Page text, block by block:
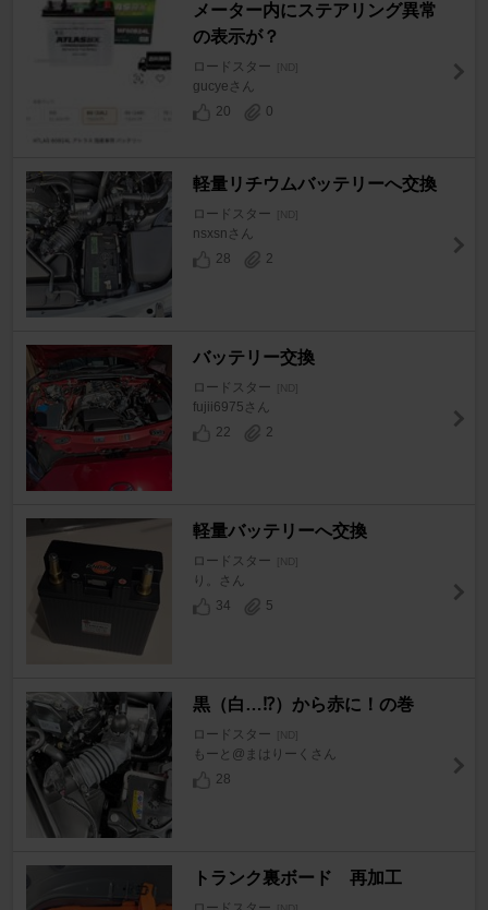
メーター内にステアリング異常
の表示が？
ロードスター [ND]
gucyeさん
20
0
軽量リチウムバッテリーへ交換
ロードスター [ND]
nsxsnさん
28
2
バッテリー交換
ロードスター [ND]
fujii6975さん
22
2
軽量バッテリーへ交換
ロードスター [ND]
り。さん
34
5
黒（白…⁉）から赤に！の巻
ロードスター [ND]
もーと@まはりーくさん
28
トランク裏ボード 再加工